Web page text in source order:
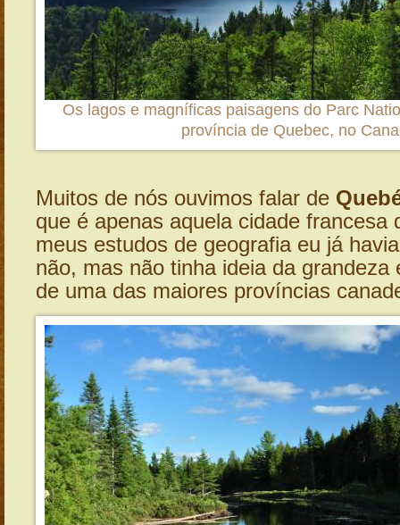
Os lagos e magníficas paisagens do Parc
província de Quebec, no
Muitos de nós ouvimos falar de
que é apenas aquela cidade francesa
meus estudos de geografia eu já
não, mas não tinha ideia da grandeza
de uma das maiores províncias